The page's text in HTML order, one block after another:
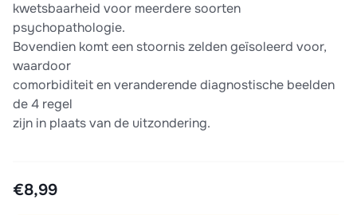
kwetsbaarheid voor meerdere soorten
psychopathologie.
Bovendien komt een stoornis zelden geïsoleerd voor,
waardoor
comorbiditeit en veranderende diagnostische beelden
de 4 regel
zijn in plaats van de uitzondering.
€8,99